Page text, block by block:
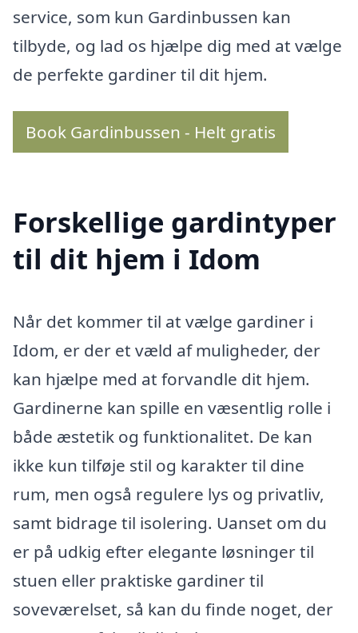
service, som kun Gardinbussen kan
tilbyde, og lad os hjælpe dig med at vælge
de perfekte gardiner til dit hjem.
Book Gardinbussen - Helt gratis
Forskellige gardintyper
til dit hjem i Idom
Når det kommer til at vælge gardiner i
Idom, er der et væld af muligheder, der
kan hjælpe med at forvandle dit hjem.
Gardinerne kan spille en væsentlig rolle i
både æstetik og funktionalitet. De kan
ikke kun tilføje stil og karakter til dine
rum, men også regulere lys og privatliv,
samt bidrage til isolering. Uanset om du
er på udkig efter elegante løsninger til
stuen eller praktiske gardiner til
soveværelset, så kan du finde noget, der